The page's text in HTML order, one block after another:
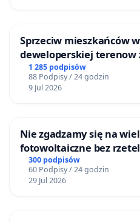
Sprzeciw mieszkańców
deweloperskiej terenow
Bulwarów Straceńskich
1 285 podpisów
88 Podpisy / 24 godzin
9 Jul 2026
Nie zgadzamy się na
fotowoltaiczne bez
mieszkańców
300 podpisów
60 Podpisy / 24 godzin
29 Jul 2026